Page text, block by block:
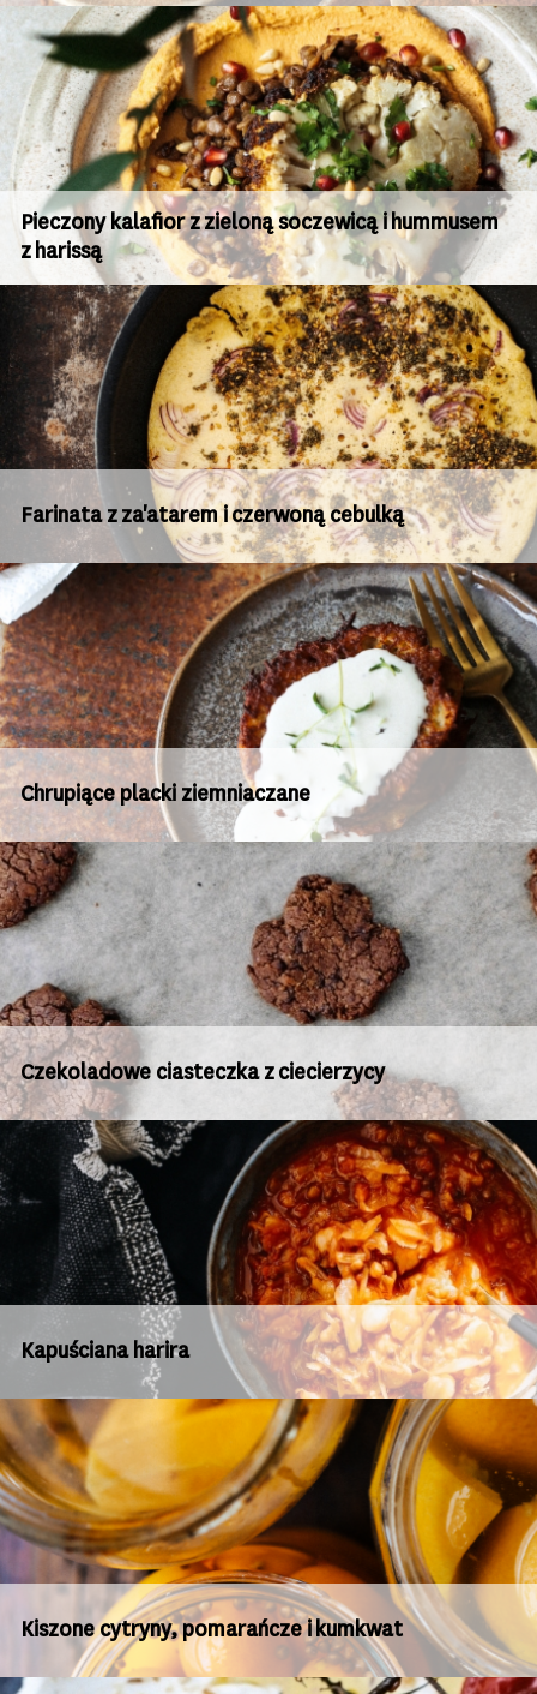
Pieczony kalafior z zieloną soczewicą i hummusem
z harissą
Farinata z za'atarem i czerwoną cebulką
Chrupiące placki ziemniaczane
Czekoladowe ciasteczka z ciecierzycy
Kapuściana harira
Kiszone cytryny, pomarańcze i kumkwat